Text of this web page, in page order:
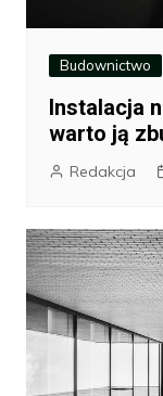
Budownictwo
Instalacja
warto ją
Redakcja